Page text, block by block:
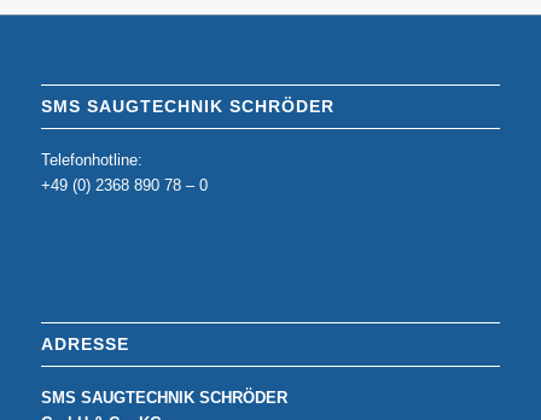
SMS SAUGTECHNIK SCHRÖDER
Telefonhotline:
+49 (0) 2368 890 78 – 0
ADRESSE
SMS SAUGTECHNIK SCHRÖDER